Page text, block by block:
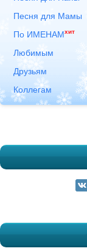
Песня для Мамы
По ИМЕНАМхит
Любимым
Друзьям
Коллегам